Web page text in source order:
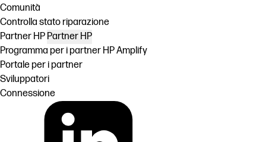
Comunità
Controlla stato riparazione
Partner HP Partner HP
Programma per i partner HP Amplify
Portale per i partner
Sviluppatori
Connessione